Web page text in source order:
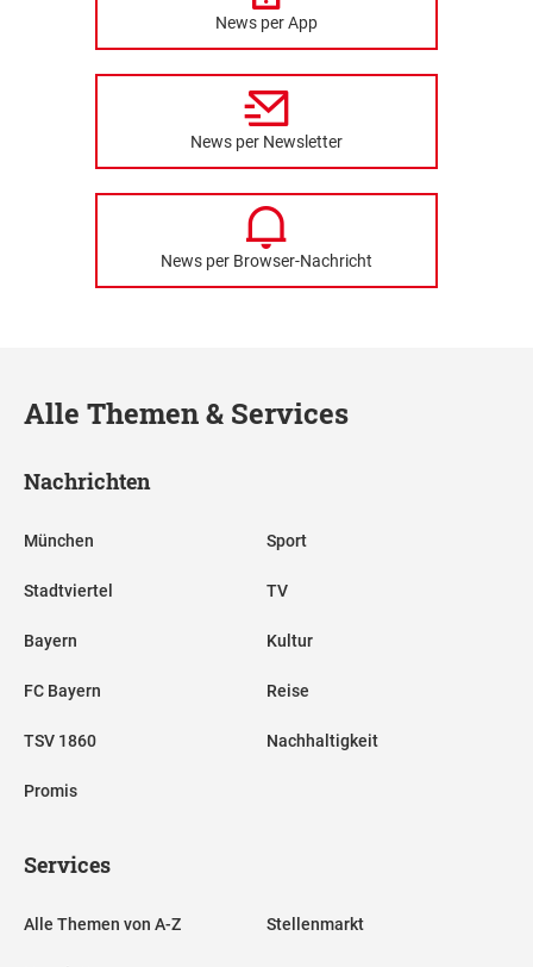
News per App
News per Newsletter
News per Browser-Nachricht
Alle Themen & Services
Nachrichten
München
Stadtviertel
Bayern
FC Bayern
TSV 1860
Promis
Sport
TV
Kultur
Reise
Nachhaltigkeit
Services
Alle Themen von A-Z Stellenmarkt